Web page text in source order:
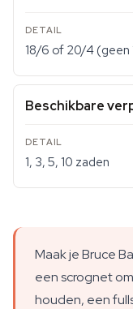
18/6 of 20/4 (geen
Beschikbare
1, 3, 5, 10 zaden
Maak je Bruce
een scrognet
houden, een